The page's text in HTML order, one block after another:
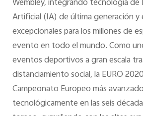
Wembley, integrando tecnología de
Artificial (IA) de última generación y
excepcionales para los millones de
evento en todo el mundo. Como
eventos deportivos a gran escala
distanciamiento social, la EURO
Campeonato Europeo más avanzado
tecnológicamente en las seis